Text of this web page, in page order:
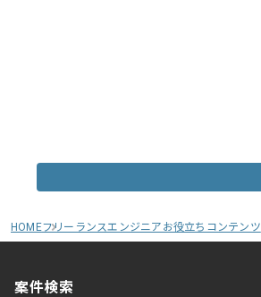
HOMEフリーランスエンジニアお役立ちコンテンツ
案件検索